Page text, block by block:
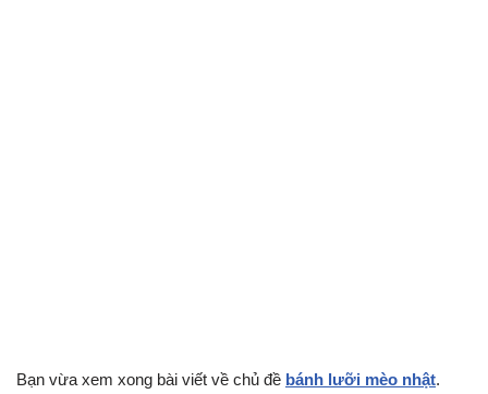
Bạn vừa xem xong bài viết về chủ đề bánh lưỡi mèo nhật.